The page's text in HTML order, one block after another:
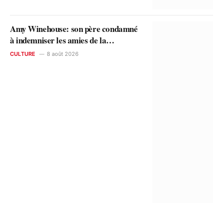
Amy Winehouse: son père condamné
à indemniser les amies de la
chanteuse
CULTURE 8 août 2026